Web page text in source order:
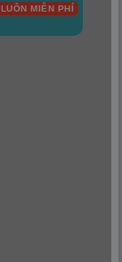
LUÔN MIỄN PHÍ